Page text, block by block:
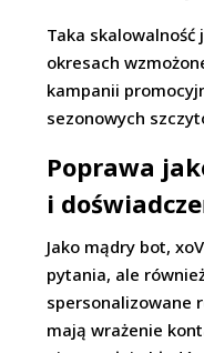
Taka
okresach
kampanii
sezonowych
Poprawa
i
Jako mądry bot,
pytania, ale
spersonalizowane
mają wrażenie